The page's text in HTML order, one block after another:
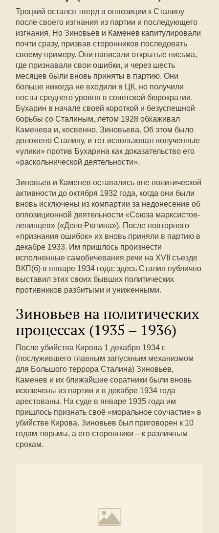
Троцкий остался тверд в оппозиции к Сталину
после своего изгнания из партии и последующего
изгнания. Но Зиновьев и Каменев капитулировали
почти сразу, призвав сторонников последовать
своему примеру. Они написали открытые письма,
где признавали свои ошибки, и через шесть
месяцев были вновь приняты в партию. Они
больше никогда не входили в ЦК, но получили
посты среднего уровня в советской бюрократии.
Бухарин в начале своей короткой и безуспешной
борьбы со Сталиным, летом 1928 обхаживал
Каменева и, косвенно, Зиновьева. Об этом было
доложено Сталину, и тот использовал полученные
«улики» против Бухарина как доказательство его
«раскольнической деятельности».
Зиновьев и Каменев оставались вне политической
активности до октября 1932 года, когда они были
вновь исключены из компартии за недонесение об
оппозиционной деятельности «Союза марксистов-
ленинцев» («Дело Рютина»). После повторного
«признания ошибок» их вновь приняли в партию в
декабре 1933. Им пришлось произнести
исполненные самобичевания речи на XVII съезде
ВКП(б) в январе 1934 года: здесь Сталин публично
выставил этих своих бывших политических
противников разбитыми и униженными.
Зиновьев на политических
процессах (1935 – 1936)
После убийства Кирова 1 декабря 1934 г.
(послужившего главным запускным механизмом
для Большого террора Сталина) Зиновьев,
Каменев и их ближайшие соратники были вновь
исключены из партии и в декабре 1934 года
арестованы. На суде в январе 1935 года им
пришлось признать своё «моральное соучастие» в
убийстве Кирова. Зиновьев был приговорен к 10
годам тюрьмы, а его сторонники – к различным
срокам.